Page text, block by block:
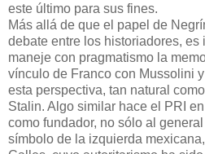
este último para sus fines.
Más allá de que el papel de
debate entre los historiadores,
maneje con pragmatismo la
vínculo de Franco con Mussolini
esta perspectiva, tan natural
Stalin. Algo similar hace el PRI
como fundador, no sólo al
símbolo de la izquierda